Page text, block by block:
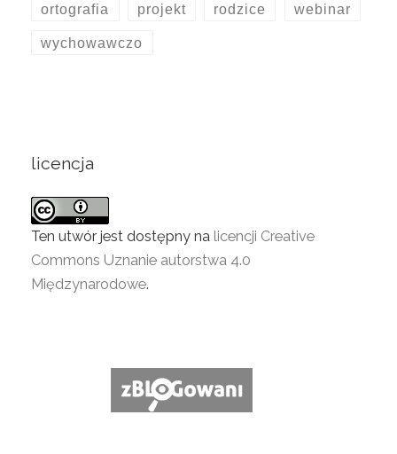
ortografia projekt rodzice webinar
wychowawczo
licencja
Ten utwór jest dostępny na licencji Creative
Commons Uznanie autorstwa 4.0
Międzynarodowe.